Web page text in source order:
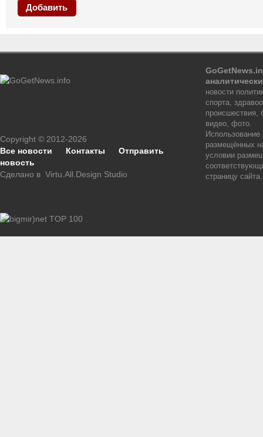
Добавить
Copyright © 2012-2026
Все новости
Контакты
Отправить
новость
Сделано в Virtu.All.Design Studio
новости
спорта,
происшествия,
видео, фото.
размещённых
условии
страницу сайта.